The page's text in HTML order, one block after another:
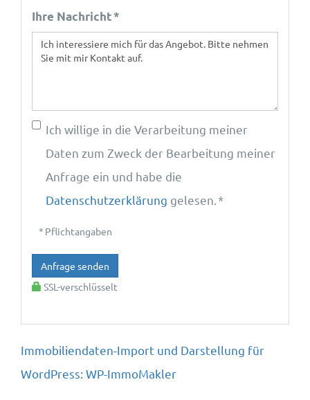
Ihre Nachricht *
Ich willige in die Verarbeitung meiner
Daten zum Zweck der Bearbeitung meiner
Anfrage ein und habe die
Datenschutzerklärung gelesen. *
* Pflichtangaben
Anfrage senden
SSL-verschlüsselt
Immobiliendaten-Import und Darstellung für
WordPress: WP-ImmoMakler